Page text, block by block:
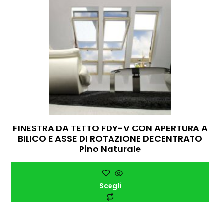
FINESTRA DA TETTO FDY-V CON APERTURA A
BILICO E ASSE DI ROTAZIONE DECENTRATO
Pino Naturale
Scegli